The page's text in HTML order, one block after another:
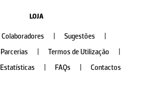
LOJA
Colaboradores Sugestões
Parcerias Termos de Utilização
Estatísticas FAQs Contactos